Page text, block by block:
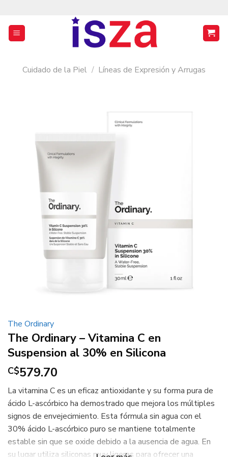
contenido
Cuidado de la Piel / Líneas de Expresión y Arrugas
The Ordinary
The Ordinary – Vitamina C en
Suspension al 30% en Silicona
C$579.70
La vitamina C es un eficaz antioxidante y su forma pura de
ácido L-ascórbico ha demostrado que mejora los múltiples
signos de envejecimiento. Esta fórmula sin agua con el
30% ácido L-ascórbico puro se mantiene totalmente
estable sin que se oxide debido a la ausencia de agua. En
su lugar utiliza siliconas muy ligeras para ofrecer una